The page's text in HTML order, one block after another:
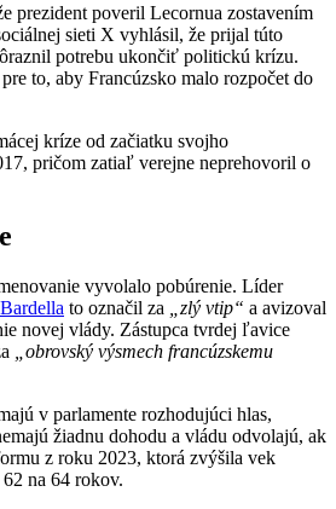
prezident poveril Lecornua zostavením
sieti X vyhlásil, že prijal túto
potrebu ukončiť politickú krízu.
to, aby Francúzsko malo rozpočet do
kríze od začiatku svojho
pričom zatiaľ verejne neprehovoril o
vyvolalo pobúrenie. Líder
to označil za „zlý vtip“ a avizoval
novej vlády. Zástupca tvrdej ľavice
„obrovský výsmech francúzskemu
v parlamente rozhodujúci hlas,
žiadnu dohodu a vládu odvolajú, ak
z roku 2023, ktorá zvýšila vek
na 64 rokov.